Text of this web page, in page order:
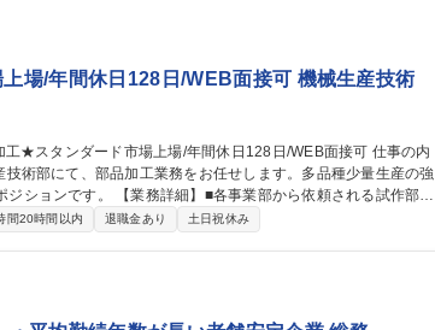
場/年間休日128日/WEB面接可 機械生産技術
術部にて、部品加工業務をお任せします。多品種少量生産の強
部から依頼される試作部品
部品の加工をしていただきます。 【入社後の流れ】■まずは当
間20時間以内 退職金あり 土日祝休み